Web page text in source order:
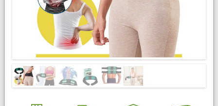
Previous